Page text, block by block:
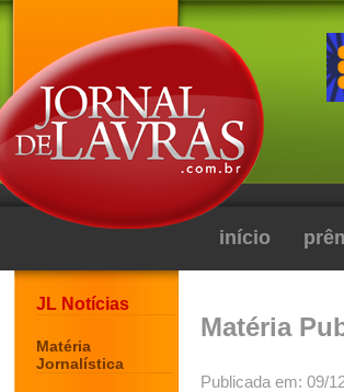
início
JL Notícias
Matéria
Jornalística
Matéria
Publicada em: 09/